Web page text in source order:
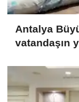
Antalya
vatandaşın